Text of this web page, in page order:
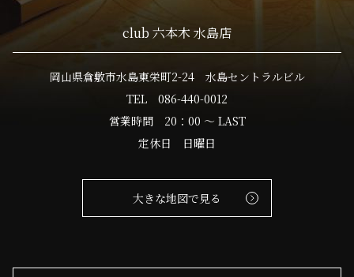
club 六本木 水島店
岡山県倉敷市水島東栄町2-24 水島セントラルビル
TEL 086-440-0012
営業時間 20：00 ～ LAST
定休日 日曜日
大きな地図で見る